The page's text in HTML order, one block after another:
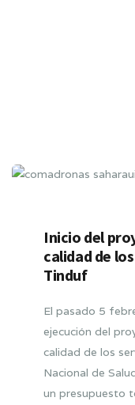
Inicio del
calidad de
Tinduf
El pasado 5
ejecución del
calidad de los
Nacional de
un presupuesto